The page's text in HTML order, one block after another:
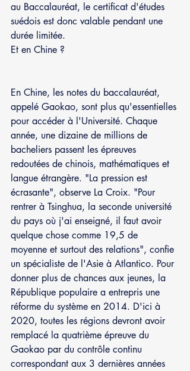
au Baccalauréat, le certificat d'études
suédois est donc valable pendant une
durée limitée.
Et en Chine ?
En Chine, les notes du baccalauréat,
appelé Gaokao, sont plus qu'essentielles
pour accéder à l'Université. Chaque
année, une dizaine de millions de
bacheliers passent les épreuves
redoutées de chinois, mathématiques et
langue étrangère. "La pression est
écrasante", observe La Croix. "Pour
rentrer à Tsinghua, la seconde université
du pays où j'ai enseigné, il faut avoir
quelque chose comme 19,5 de
moyenne et surtout des relations", confie
un spécialiste de l'Asie à Atlantico. Pour
donner plus de chances aux jeunes, la
République populaire a entrepris une
réforme du système en 2014. D'ici à
2020, toutes les régions devront avoir
remplacé la quatrième épreuve du
Gaokao par du contrôle continu
correspondant aux 3 dernières années